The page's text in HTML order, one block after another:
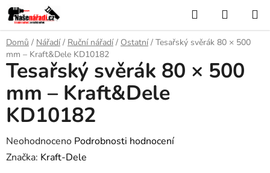
Přejít
na
obsah
Hledat
KOŠÍK
Domů / Nářadí / Ruční nářadí / Ostatní / Tesařský svěrák 80 × 500
mm – Kraft&Dele KD10182
Tesařský svěrák 80 × 500
mm – Kraft&Dele
KD10182
Průměrné
hodnocení
Neohodnoceno Podrobnosti hodnocení
Značka: Kraft-Dele